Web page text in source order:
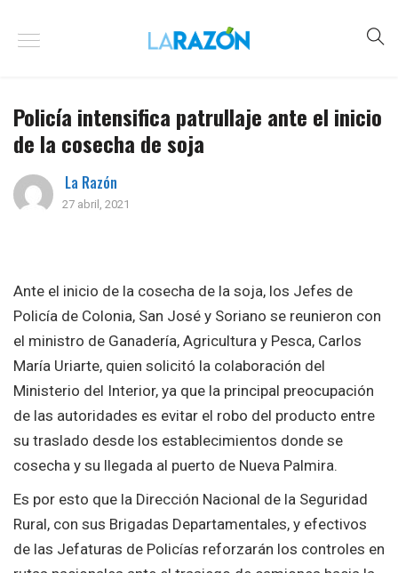
Policía intensifica patrullaje ante el inicio
de la cosecha de soja
La Razón
27 abril, 2021
Ante el inicio de la cosecha de la soja, los Jefes de
Policía de Colonia, San José y Soriano se reunieron con
el ministro de Ganadería, Agricultura y Pesca, Carlos
María Uriarte, quien solicitó la colaboración del
Ministerio del Interior, ya que la principal preocupación
de las autoridades es evitar el robo del producto entre
su traslado desde los establecimientos donde se
cosecha y su llegada al puerto de Nueva Palmira.
Es por esto que la Dirección Nacional de la Seguridad
Rural, con sus Brigadas Departamentales, y efectivos
de las Jefaturas de Policías reforzarán los controles en